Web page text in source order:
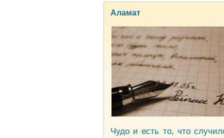
Аламат
Чудо и есть то, что